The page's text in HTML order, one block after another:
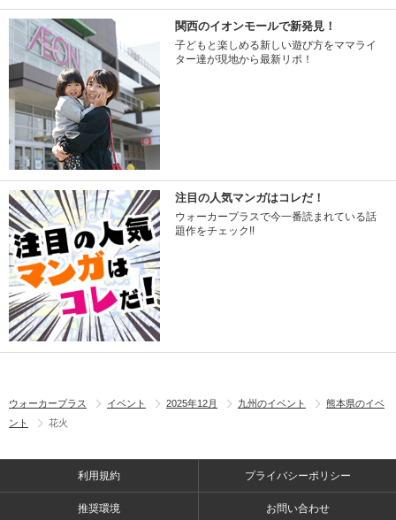
関西のイオンモールで新発見！
子どもと楽しめる新しい遊び方をママライ
ター達が現地から最新リポ！
注目の人気マンガはコレだ！
ウォーカープラスで今一番読まれている話
題作をチェック!!
ウォーカープラス イベント 2025年12月 九州のイベント
熊本県のイベ
ント
花火
利用規約 プライバシーポリシー
推奨環境 お問い合わせ